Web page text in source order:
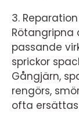
3.
Rötangripna
passande
sprickor
Gångjärn,
rengörs,
ofta